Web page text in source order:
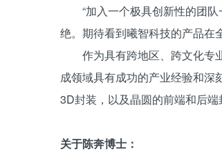
“加入一个极具创新性的团
绝。期待看到曦智科技的产品在
作为具有跨地区、跨文化专
成领域具有成功的产业经验和深
3D封装，以及晶圆的前端和后端
关于陈奔博士：